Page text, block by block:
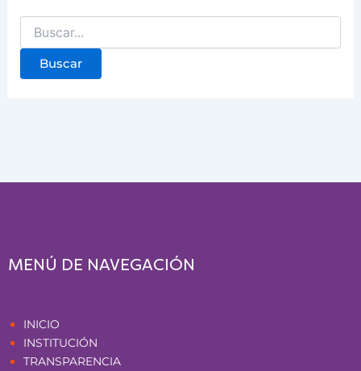
MENÚ DE NAVEGACIÓN
INICIO
INSTITUCIÓN
TRANSPARENCIA